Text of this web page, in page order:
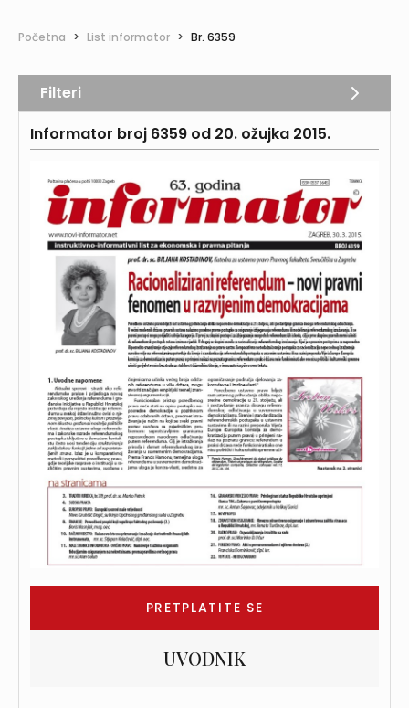
Početna > List informator > Br. 6359
Informator broj 6359 od 20. ožujka 2015.
PRETPLATITE SE
UVODNIK
Filteri